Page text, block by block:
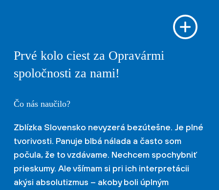
Prvé kolo ciest za Opravármi
spoločnosti za nami!
Čo nás naučilo?
Zblízka Slovensko nevyzerá bezútešne. Je plné
tvorivosti. Panuje blbá nálada a často som
počula, že to vzdávame. Nechcem spochybniť
prieskumy. Ale všímam si pri ich interpretácii
akýsi absolutizmus – akoby boli úplným